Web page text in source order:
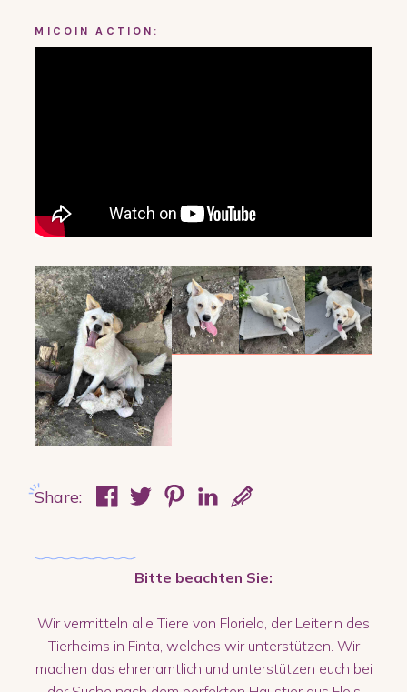
MICO IN ACTION:
Share:
Bitte beachten Sie:
Wir vermitteln alle Tiere von Floriela, der Leiterin des
Tierheims in Finta, welches wir unterstützen. Wir
machen das ehrenamtlich und unterstützen euch bei